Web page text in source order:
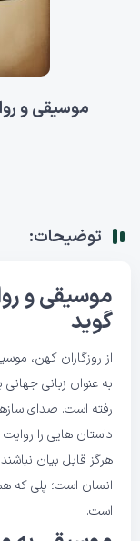
موسیقی و
توضیحات:
موسیقی و
گوید
از روزگاران کهن،
به عنوان زبانی
رفته است. صدای
داستان هایی را
هرگز قابل بیان
انسان است؛ پلی که
است.